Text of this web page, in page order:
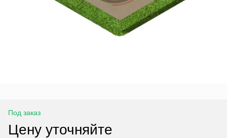
Под заказ
Цену уточняйте